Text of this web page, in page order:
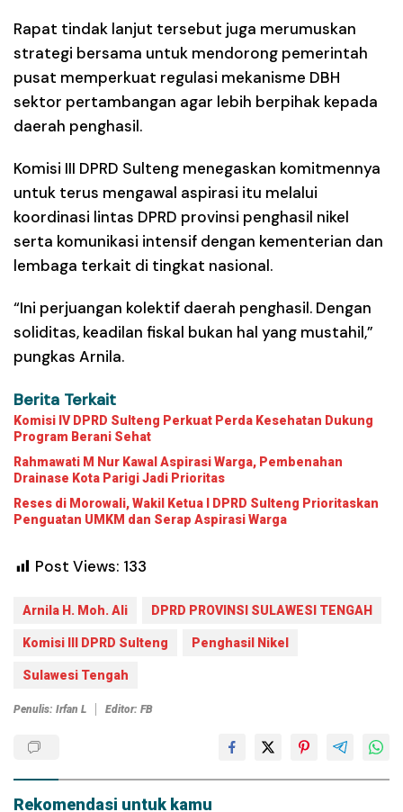
Rapat tindak lanjut tersebut juga merumuskan
strategi bersama untuk mendorong pemerintah
pusat memperkuat regulasi mekanisme DBH
sektor pertambangan agar lebih berpihak kepada
daerah penghasil.
Komisi III DPRD Sulteng menegaskan komitmennya
untuk terus mengawal aspirasi itu melalui
koordinasi lintas DPRD provinsi penghasil nikel
serta komunikasi intensif dengan kementerian dan
lembaga terkait di tingkat nasional.
“Ini perjuangan kolektif daerah penghasil. Dengan
soliditas, keadilan fiskal bukan hal yang mustahil,”
pungkas Arnila.
Berita Terkait
Komisi IV DPRD Sulteng Perkuat Perda Kesehatan Dukung
Program Berani Sehat
Rahmawati M Nur Kawal Aspirasi Warga, Pembenahan
Drainase Kota Parigi Jadi Prioritas
Reses di Morowali, Wakil Ketua I DPRD Sulteng Prioritaskan
Penguatan UMKM dan Serap Aspirasi Warga
Post Views: 133
Arnila H. Moh. Ali DPRD PROVINSI SULAWESI TENGAH
Komisi III DPRD Sulteng Penghasil Nikel
Sulawesi Tengah
Penulis: Irfan L Editor: FB
Rekomendasi untuk kamu